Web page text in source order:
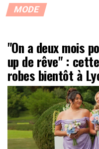
MODE
"On a deux mois
up de rêve" :
robes bientôt à